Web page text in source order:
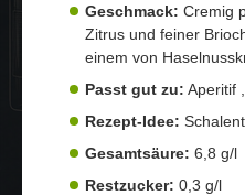
Geschmack: Cremig
Zitrus und feiner
einem von
Passt gut zu: Aperitif
Rezept-Idee:
Gesamtsäure: 6,8 g/l
Restzucker: 0,3 g/l